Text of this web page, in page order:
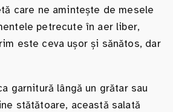
care ne amintește de mesele
petrecute în aer liber,
este ceva ușor și sănătos, dar
garnitură lângă un grătar sau
stătătoare, această salată